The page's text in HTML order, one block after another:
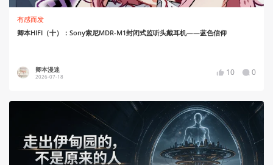
有感而发
卿本HIFI（十）：Sony索尼MDR-M1封闭式监听头戴耳机——蓝色信仰
卿本漫迷
2026-07-18 10 0